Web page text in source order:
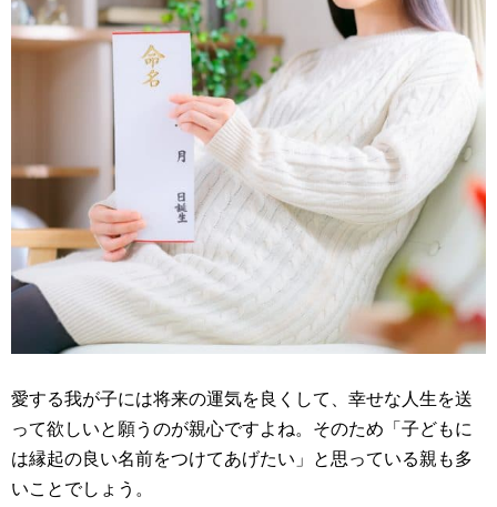
愛する我が子には将来の運気を良くして、幸せな人生を送
って欲しいと願うのが親心ですよね。そのため「子どもに
は縁起の良い名前をつけてあげたい」と思っている親も多
いことでしょう。